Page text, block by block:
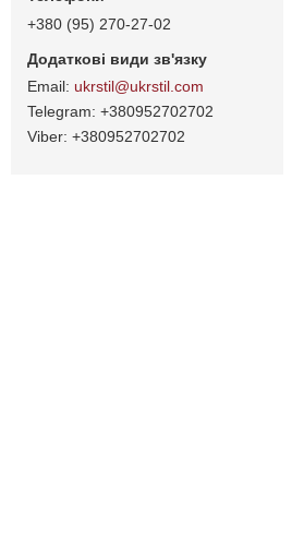
+380 (95) 270-27-02
ukrstil@ukrstil.com
+380952702702
+380952702702